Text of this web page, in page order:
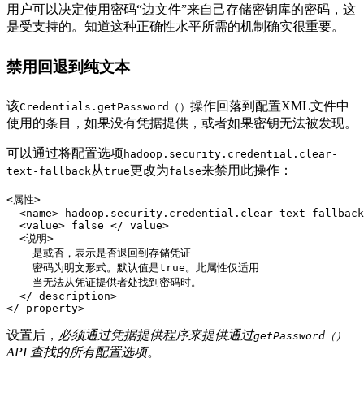
用户可以决定使用密码“边文件”来自己存储密钥库的密码，这
是受支持的。知道这种正确性水平所需的机制确实很重要。
禁用回退到纯文本
该Credentials.getPassword（） 操作回落到配置XML文件中
使用的条目，如果没有凭据提供，或者如果密钥无法被发现。
可以通过将配置选项 hadoop.security.credential.clear-
text-fallback从true更改为false来禁用此操作：
<属性>
<name> hadoop.security.credential.clear-text-
  <value> false </ value>
  <说明>
    是或否，表示是否退回到存储凭证
    密码为明文形式。默认值是true。此属性仅适用
    当无法从凭证提供者处找到密码时。
  </ description>
设置后， 必须通过凭据提供程序来提供通过getPassword（）
API 查找的所有配置选项。